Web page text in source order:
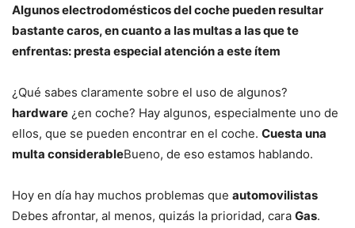
Algunos electrodomésticos del coche pueden resultar
bastante caros, en cuanto a las multas a las que te
enfrentas: presta especial atención a este ítem
¿Qué sabes claramente sobre el uso de algunos?
hardware ¿en coche? Hay algunos, especialmente uno de
ellos, que se pueden encontrar en el coche. Cuesta una
multa considerableBueno, de eso estamos hablando.
Hoy en día hay muchos problemas que automovilistas
Debes afrontar, al menos, quizás la prioridad, cara Gas.